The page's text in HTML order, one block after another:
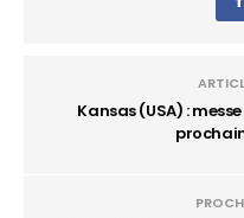
Kansas (USA) :